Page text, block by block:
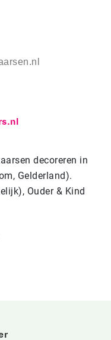
decoreren in
Gelderland).
Ouder & Kind